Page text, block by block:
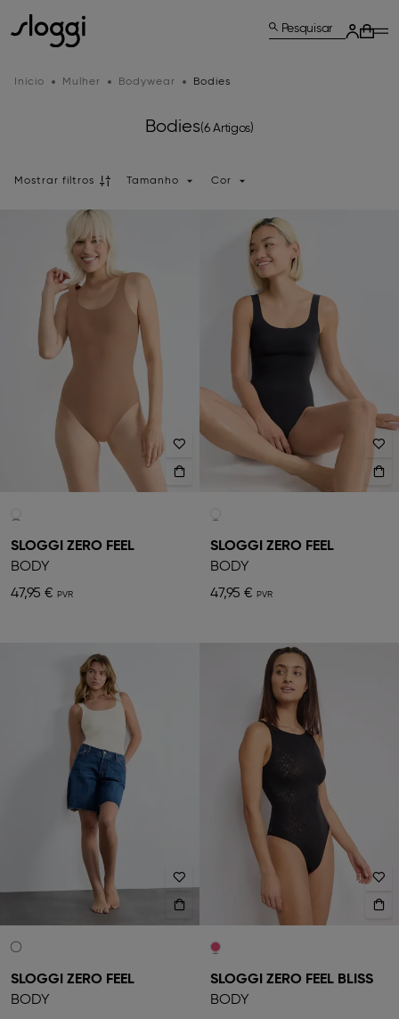
Pesquisar
Início Mulher Bodywear Bodies
Bodies(6 Artigos)
Mostrar filtros Tamanho Cor
SLOGGI ZERO FEEL
BODY
47,95 €
SLOGGI ZERO FEEL
BODY
47,95 €
SLOGGI ZERO FEEL
BODY
SLOGGI ZERO FEEL BLISS
BODY